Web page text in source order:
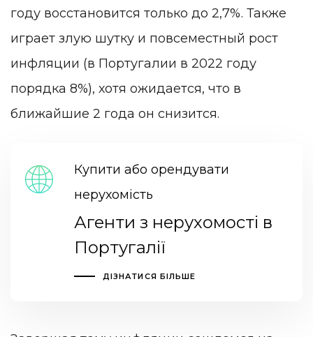
году восстановится только до 2,7%. Также
играет злую шутку и повсеместный рост
инфляции (в Португалии в 2022 году
порядка 8%), хотя ожидается, что в
ближайшие 2 года он снизится.
Купити або орендувати
нерухомість
Агенти з нерухомості в
Португалії
ДІЗНАТИСЯ БІЛЬШЕ